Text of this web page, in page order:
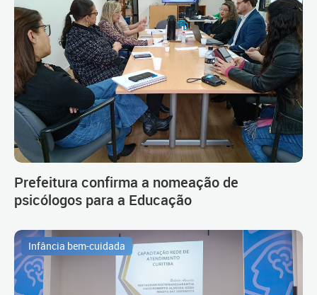
Prefeitura confirma a nomeação de
psicólogos para a Educação
Infância bem-cuidada